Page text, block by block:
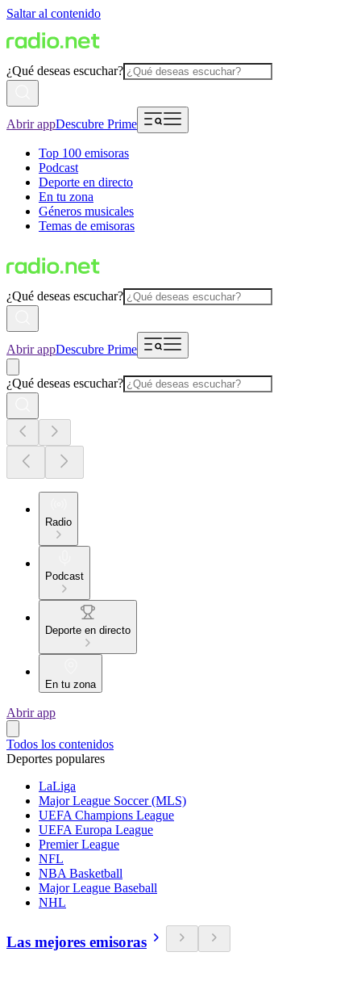
Saltar al contenido
¿Qué deseas escuchar?
Abrir appDescubre Prime
Top 100 emisoras
Podcast
Deporte en directo
En tu zona
Géneros musicales
Temas de emisoras
¿Qué deseas escuchar?
Abrir appDescubre Prime
¿Qué deseas escuchar?
Radio
Podcast
Deporte en directo
En tu zona
Abrir app
Todos los contenidos
Deportes populares
LaLiga
Major League Soccer (MLS)
UEFA Champions League
UEFA Europa League
Premier League
NFL
NBA Basketball
Major League Baseball
NHL
Las mejores emisoras